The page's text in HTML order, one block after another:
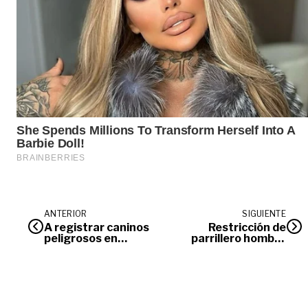
ANTERIOR
A registrar caninos
peligrosos en
SIGUIENTE
Restricción de
parrillero hombre